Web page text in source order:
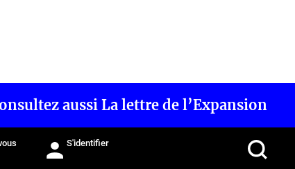
aussi La lettre de l’Expansion
S'identifier